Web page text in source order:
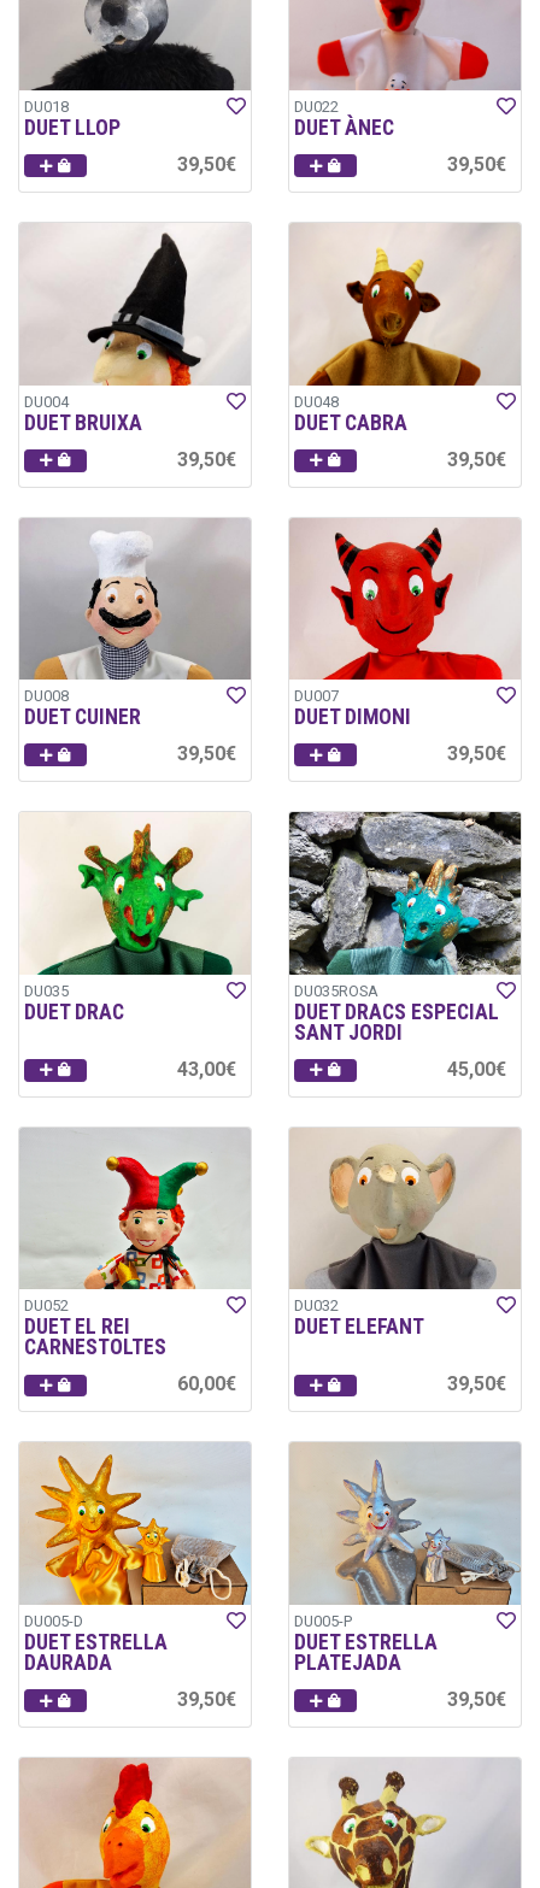
DU018
DUET LLOP
39,50€
DU022
DUET ÀNEC
39,50€
DU004
DUET BRUIXA
39,50€
DU048
DUET CABRA
39,50€
DU008
DUET CUINER
39,50€
DU007
DUET DIMONI
39,50€
DU035
DUET DRAC
43,00€
DU035ROSA
DUET DRACS ESPECIAL
SANT JORDI
45,00€
DU052
DUET EL REI
CARNESTOLTES
60,00€
DU032
DUET ELEFANT
39,50€
DU005-D
DUET ESTRELLA
DAURADA
39,50€
DU005-P
DUET ESTRELLA
PLATEJADA
39,50€